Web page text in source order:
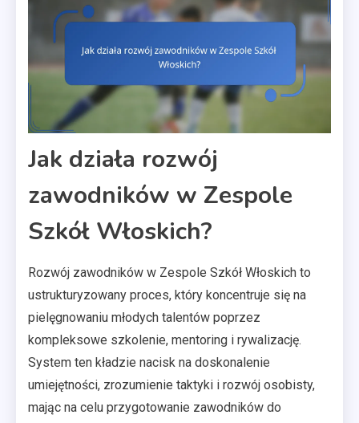
Jak działa rozwój
zawodników w Zespole
Szkół Włoskich?
Rozwój zawodników w Zespole Szkół Włoskich to
ustrukturyzowany proces, który koncentruje się na
pielęgnowaniu młodych talentów poprzez
kompleksowe szkolenie, mentoring i rywalizację.
System ten kładzie nacisk na doskonalenie
umiejętności, zrozumienie taktyki i rozwój osobisty,
mając na celu przygotowanie zawodników do